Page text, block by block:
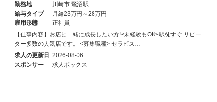
勤務地
川崎市 鷺沼駅
給与タイプ
月給23万円～28万円
雇用形態
正社員
【仕事内容】お店と一緒に成長したい方!<未経験もOK>駅徒すぐ リピー
ター多数の人気店です。 <募集職種> セラピス…
求人の更新日 2026-08-06
スポンサー
求人ボックス